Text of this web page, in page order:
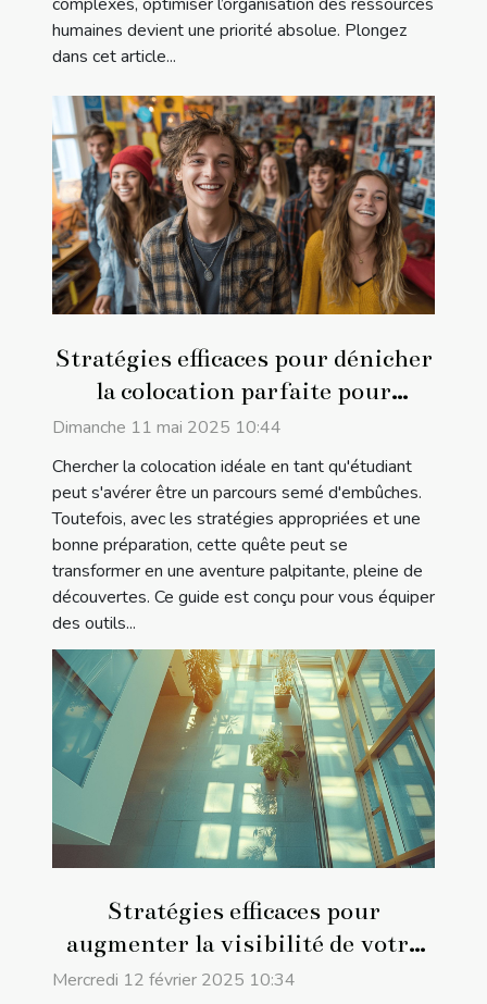
humaines devient une priorité absolue. Plongez
dans cet article...
Stratégies efficaces pour dénicher
la colocation parfaite pour
étudiants
Dimanche 11 mai 2025 10:44
Chercher la colocation idéale en tant qu'étudiant
peut s'avérer être un parcours semé d'embûches.
Toutefois, avec les stratégies appropriées et une
bonne préparation, cette quête peut se
transformer en une aventure palpitante, pleine de
découvertes. Ce guide est conçu pour vous équiper
des outils...
Stratégies efficaces pour
augmenter la visibilité de votre
entreprise en ligne
Mercredi 12 février 2025 10:34